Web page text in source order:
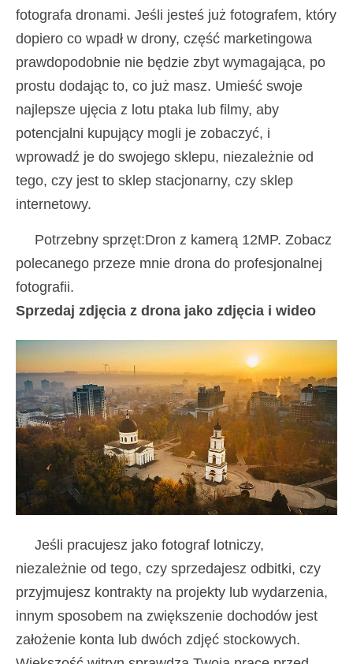
fotografa dronami. Jeśli jesteś już fotografem, który
dopiero co wpadł w drony, część marketingowa
prawdopodobnie nie będzie zbyt wymagająca, po
prostu dodając to, co już masz. Umieść swoje
najlepsze ujęcia z lotu ptaka lub filmy, aby
potencjalni kupujący mogli je zobaczyć, i
wprowadź je do swojego sklepu, niezależnie od
tego, czy jest to sklep stacjonarny, czy sklep
internetowy.
Potrzebny sprzęt:Dron z kamerą 12MP. Zobacz
polecanego przeze mnie drona do profesjonalnej
fotografii.
Sprzedaj zdjęcia z drona jako zdjęcia i wideo
Jeśli pracujesz jako fotograf lotniczy,
niezależnie od tego, czy sprzedajesz odbitki, czy
przyjmujesz kontrakty na projekty lub wydarzenia,
innym sposobem na zwiększenie dochodów jest
założenie konta lub dwóch zdjęć stockowych.